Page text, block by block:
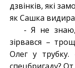
дзвінків, які
як Сашка
- Я не знаю,
зірвався –
Олег у